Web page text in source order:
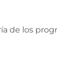
de los